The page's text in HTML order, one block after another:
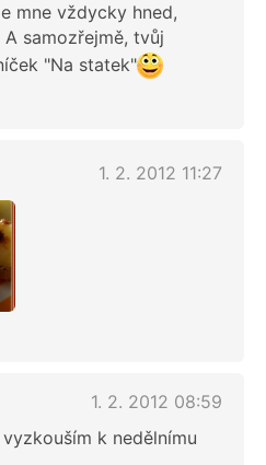
mne vždycky hned,
A samozřejmě, tvůj
"Na statek"
1. 2. 2012 11:27
1. 2. 2012 08:59
k nedělnímu